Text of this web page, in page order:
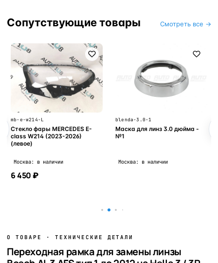
Сопутствующие товары Смотреть все →
mb-e-w214-L
Стекло фары MERCEDES E-
class W214 (2023-2026)
(левое)
Москва: в наличии
6 450 ₽
blenda-3.0-1
Маска для линз 3.0 дюйма -
№1
Москва: в наличии
О ТОВАРЕ · ТЕХНИЧЕСКИЕ ДЕТАЛИ
Переходная рамка для замены линзы